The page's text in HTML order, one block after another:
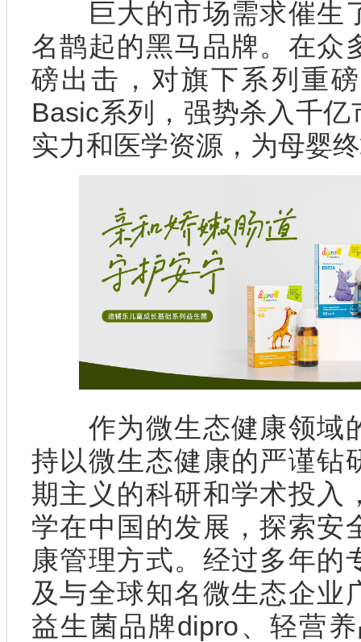
巨大的市场需求催生
名鹊起的黑马品牌。在众
磅出击，对旗下系列重
Basic系列，强势杀入千
实力和医学资源，为母婴
作为微生态健康领域
持以微生态健康的严谨钻
期主义的科研和学术投入
学在中国的发展，探索安
康管理方式。经过多年的
及与全球知名微生态企业
益生菌品牌dipro、轻营